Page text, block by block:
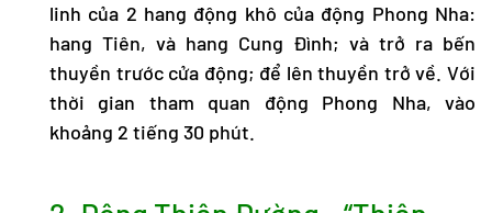
linh của 2 hang động khô của động Phong Nha:
hang Tiên, và hang Cung Đình; và trở ra bến
thuyền trước cửa động; để lên thuyền trở về. Với
thời gian tham quan động Phong Nha, vào
khoảng 2 tiếng 30 phút.